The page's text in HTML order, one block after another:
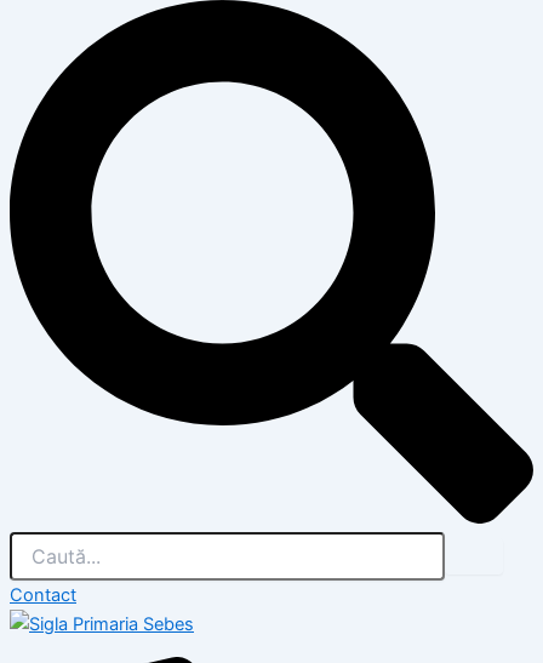
Contact